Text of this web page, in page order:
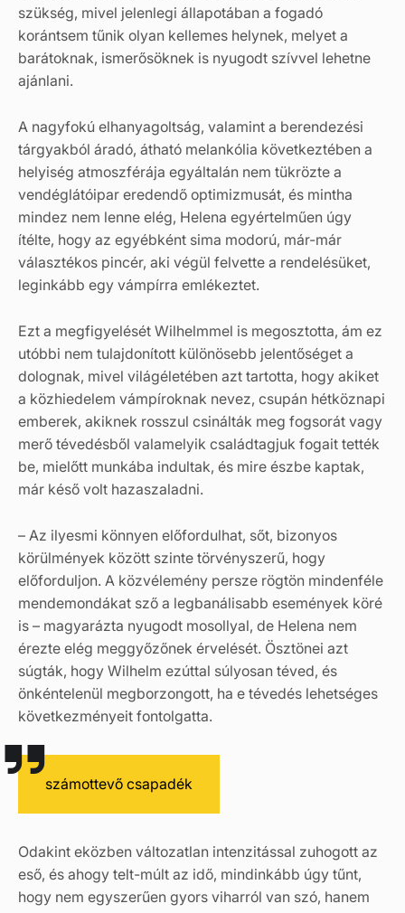
szükség, mivel jelenlegi állapotában a fogadó
korántsem tűnik olyan kellemes helynek, melyet a
barátoknak, ismerősöknek is nyugodt szívvel lehetne
ajánlani.
A nagyfokú elhanyagoltság, valamint a berendezési
tárgyakból áradó, átható melankólia következtében a
helyiség atmoszférája egyáltalán nem tükrözte a
vendéglátóipar eredendő optimizmusát, és mintha
mindez nem lenne elég, Helena egyértelműen úgy
ítélte, hogy az egyébként sima modorú, már-már
választékos pincér, aki végül felvette a rendelésüket,
leginkább egy vámpírra emlékeztet.
Ezt a megfigyelését Wilhelmmel is megosztotta, ám ez
utóbbi nem tulajdonított különösebb jelentőséget a
dolognak, mivel világéletében azt tartotta, hogy akiket
a közhiedelem vámpíroknak nevez, csupán hétköznapi
emberek, akiknek rosszul csinálták meg fogsorát vagy
merő tévedésből valamelyik családtagjuk fogait tették
be, mielőtt munkába indultak, és mire észbe kaptak,
már késő volt hazaszaladni.
– Az ilyesmi könnyen előfordulhat, sőt, bizonyos
körülmények között szinte törvényszerű, hogy
előforduljon. A közvélemény persze rögtön mindenféle
mendemondákat sző a legbanálisabb események köré
is – magyarázta nyugodt mosollyal, de Helena nem
érezte elég meggyőzőnek érvelését. Ösztönei azt
súgták, hogy Wilhelm ezúttal súlyosan téved, és
önkéntelenül megborzongott, ha e tévedés lehetséges
következményeit fontolgatta.
számottevő csapadék
Odakint eközben változatlan intenzitással zuhogott az
eső, és ahogy telt-múlt az idő, mindinkább úgy tűnt,
hogy nem egyszerűen gyors viharról van szó, hanem